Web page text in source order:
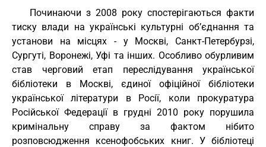
Починаючи з 2008 року спостерігаються факти
тиску влади на українські культурні об’єднання та
установи на місцях - у Москві, Санкт-Петербурзі,
Сургуті, Воронежі, Уфі та інших. Особливо обурливим
став черговий етап переслідування української
бібліотеки в Москві, єдиної офіційної бібліотеки
української літератури в Росії, коли прокуратура
Російської Федерації в грудні 2010 року порушила
кримінальну справу за фактом нібито
розповсюдження ксенофобських книг. У бібліотеці